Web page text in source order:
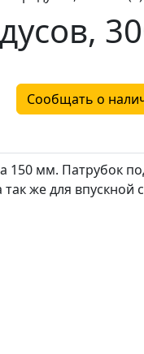
Сообщать о
150 мм. Патрубок
же для впускной